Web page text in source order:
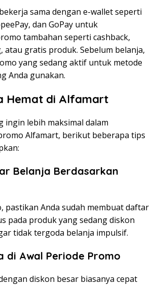
sama dengan e-wallet seperti
dan GoPay untuk
tambahan seperti cashback,
atau gratis produk. Sebelum belanja,
yang sedang aktif untuk metode
Anda gunakan.
Hemat di Alfamart
ingin lebih maksimal dalam
Alfamart, berikut beberapa tips
Belanja Berdasarkan
pastikan Anda sudah membuat daftar
pada produk yang sedang diskon
tidak tergoda belanja impulsif.
di Awal Periode Promo
diskon besar biasanya cepat